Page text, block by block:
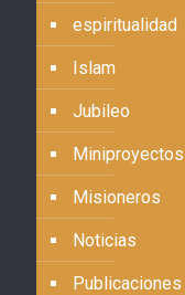
espiritualidad
Islam
Jubileo
Miniproyectos
Misioneros
Noticias
Publicaciones